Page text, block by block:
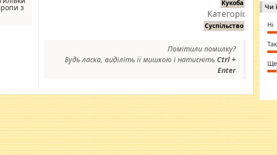
з Кукоба
Категорії:
Суспільство
Помітили помилку?
Будь ласка, виділіть її мишкою і натисніть Ctrl +
Enter
⇒
Чи
Ні
Так
Ще